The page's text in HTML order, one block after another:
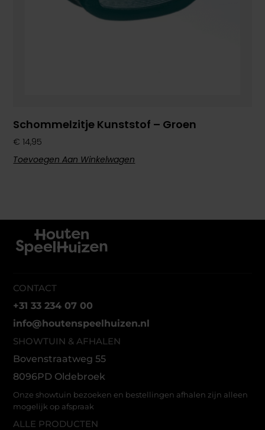
Schommelzitje Kunststof – Groen
€ 14,95
Toevoegen Aan Winkelwagen
CONTACT
+31 33 234 07 00
info@houtenspeelhuizen.nl
SHOWTUIN & AFHALEN
Bovenstraatweg 55
8096PD Oldebroek
Onze showtuin bezoeken en bestellingen afhalen zijn alleen
mogelijk op afspraak
ALLE PRODUCTEN